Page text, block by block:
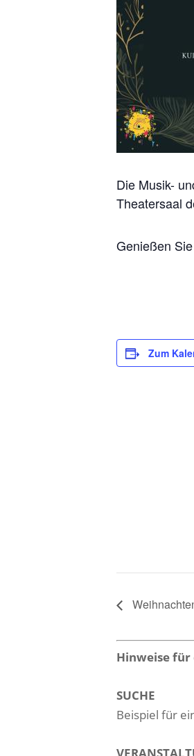
Die Musik-
Theatersaal
Genießen
Zum
Hinweise
SUCHE
Beispiel für